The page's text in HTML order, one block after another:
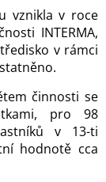
vznikla v roce
INTERMA,
v rámci
činnosti se
pro 98
v 13-ti
hodnotě cca